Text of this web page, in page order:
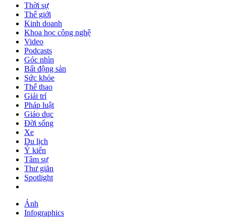
Thời sự
Thế giới
Kinh doanh
Khoa học công nghệ
Video
Podcasts
Góc nhìn
Bất động sản
Sức khỏe
Thể thao
Giải trí
Pháp luật
Giáo dục
Đời sống
Xe
Du lịch
Ý kiến
Tâm sự
Thư giãn
Spotlight
Ảnh
Infographics